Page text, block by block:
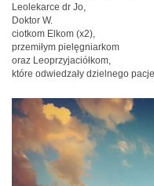
Leolekarce dr Jo,
Doktor W.
ciotkom Elkom (x2),
przemiłym pielęgniarkom
oraz Leoprzyjaciółkom,
które odwiedzały dzielnego